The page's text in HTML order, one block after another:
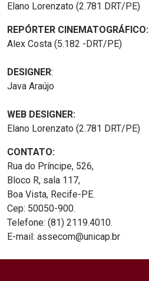
Elano Lorenzato (2.781 DRT/PE)
REPÓRTER CINEMATOGRÁFICO:
Alex Costa (5.182 -DRT/PE)
DESIGNER:
Java Araújo
WEB DESIGNER:
Elano Lorenzato (2.781 DRT/PE)
CONTATO:
Rua do Príncipe, 526,
Bloco R, sala 117,
Boa Vista, Recife-PE.
Cep: 50050-900.
Telefone: (81) 2119.4010.
E-mail: assecom@unicap.br